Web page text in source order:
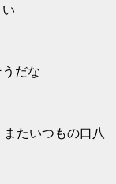
だな
たいつもの口八